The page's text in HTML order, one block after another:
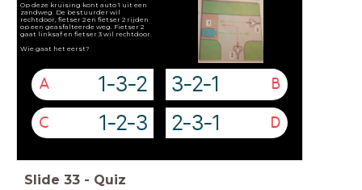
Op deze kruising kont auto 1 uit een
zandweg. De bestuurder wil
rechtdoor, fietser 2 en fietser 2 rijden
op een geasfalteerde weg. Fietser 2
gaat linksaf en fietser 3 wil rechtdoor.
Wie gaat het eerst?
A 1-3-2 B
3-2-1
C 1-2-3 D
2-3-1
Slide 33 - Quiz